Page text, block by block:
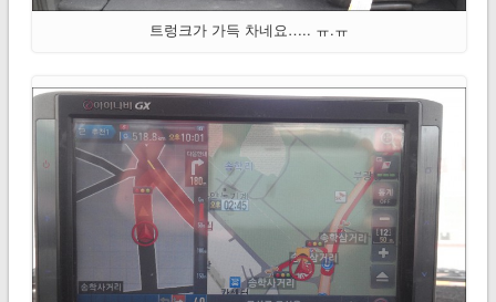
트렁크가 가득 차네요….. ㅠ.ㅠ